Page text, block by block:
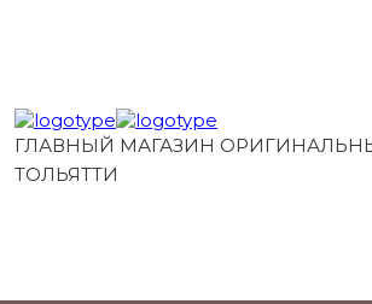
ГЛАВНЫЙ МАГАЗИН
ТОЛЬЯТТИ